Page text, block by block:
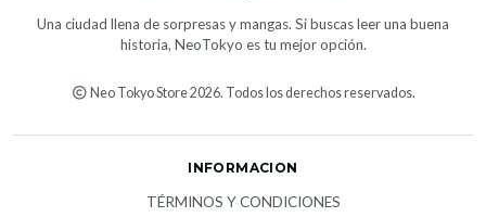
Una ciudad llena de sorpresas y mangas. Si buscas leer una buena
historia, NeoTokyo es tu mejor opción.
Neo Tokyo Store 2026. Todos los derechos reservados.
INFORMACION
TÉRMINOS Y CONDICIONES